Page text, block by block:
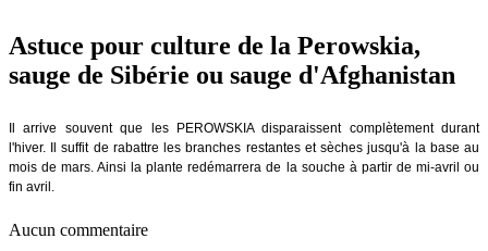
Astuce pour culture de la Perowskia,
sauge de Sibérie ou sauge d'Afghanistan
Il arrive souvent que les PEROWSKIA disparaissent complètement durant
l'hiver. Il suffit de rabattre les branches restantes et sèches jusqu'à la base au
mois de mars. Ainsi la plante redémarrera de la souche à partir de mi-avril ou
fin avril.
Aucun commentaire